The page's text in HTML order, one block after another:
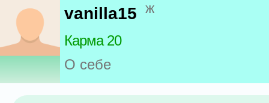
vanilla15 ж
Карма 20
О себе